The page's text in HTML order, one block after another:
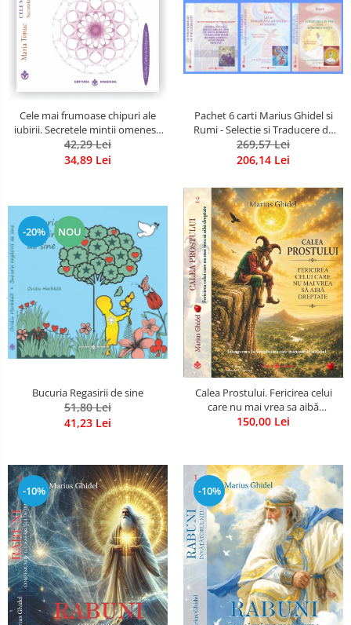
Cele mai frumoase chipuri ale
iubirii. Secretele mintii omenesti
in opera marelui initiat, Rumi
42,29 Lei
34,89 Lei
Pachet 6 carti Marius Ghidel si
Rumi - Selectie si Traducere de
Marius Ghidel
269,57 Lei
206,14 Lei
-20% NOU
Bucuria Regasirii de sine
51,80 Lei
41,23 Lei
Calea Prostului. Fericirea celui
care nu mai vrea sa aibă
dreptate - Intoarcerea la
150,00 Lei
-10% -10%